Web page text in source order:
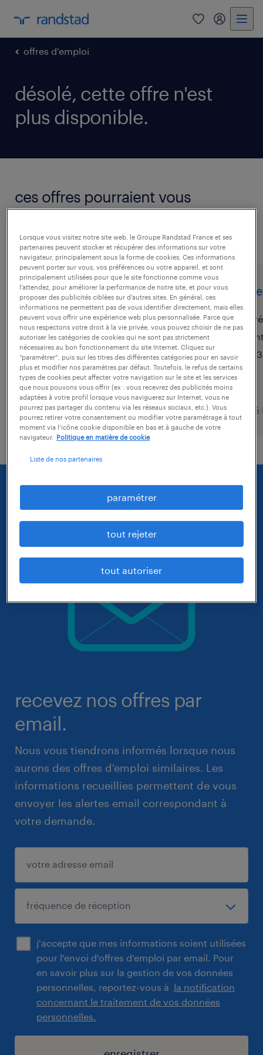
0 mon
offres d'emploi
désolé, cette offre n'est
plus disponible.
ces offres pourraient vous
intéresser.
voir toutes les offres
cableur (f/h)
bouguenais, loire-atlantique
intérim
14,50 € par heure
publié le 24 juillet 2026
recevez nos offres par
email.
Nous vous tiendrons informés lorsque nous
aurons des offres d'emploi similaires. Les
informations recueillies permettent de vous
envoyer les alertes email correspondant à
votre demande.
j'accepte que mes informations soient utilisées
pour l'envoi d'offres d'emploi par email. Pour
en savoir plus sur la gestion de vos données
personnelles, reportez-vous à la notification
concernant le traitement de vos données
personnelles.
Lorsque vous visitez notre site web, le Groupe Randstad France et ses
partenaires peuvent stocker et récupérer des informations sur votre
navigateur, principalement sous la forme de cookies. Ces informations
peuvent porter sur vous, vos préférences ou votre appareil, et sont
principalement utilisées pour que le site fonctionne comme vous
l’attendez, pour améliorer la performance de notre site, et pour vous
proposer des publicités ciblées sur d’autres sites. En général, ces
informations ne permettent pas de vous identifier directement, mais elles
peuvent vous offrir une expérience web plus personnalisée. Parce que
nous respectons votre droit à la vie privée, vous pouvez choisir de ne pas
autoriser les catégories de cookies qui ne sont pas strictement
nécessaires au bon fonctionnement du site Internet. Cliquez sur
“paramétrer”, puis sur les titres des différentes catégories pour en savoir
plus et modifier nos paramètres par défaut. Toutefois, le refus de certains
types de cookies peut affecter votre navigation sur le site et les services
que nous pouvons vous offrir (ex : vous recevrez des publicités moins
adaptées à votre profil lorsque vous naviguerez sur Internet, vous ne
pourrez pas partager du contenu via les réseaux sociaux, etc.). Vous
pourrez retirer votre consentement ou modifier votre paramétrage à tout
moment via l’icône cookie disponible en bas et à gauche de votre
navigateur.
Politique en matière de cookie
Liste de nos partenaires
paramétrer
tout rejeter
tout autoriser